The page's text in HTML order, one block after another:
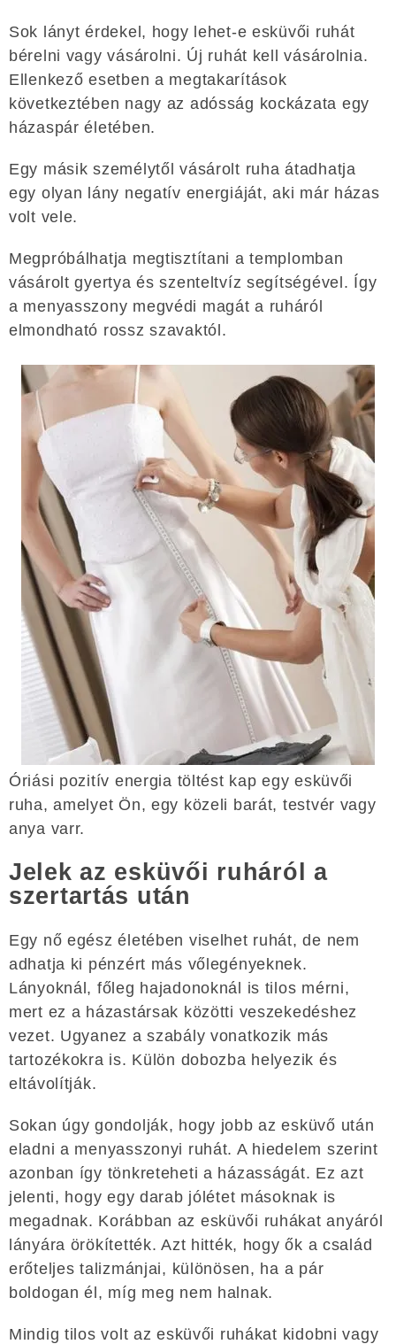
Sok lányt érdekel, hogy lehet-e esküvői ruhát
bérelni vagy vásárolni. Új ruhát kell vásárolnia.
Ellenkező esetben a megtakarítások
következtében nagy az adósság kockázata egy
házaspár életében.
Egy másik személytől vásárolt ruha átadhatja
egy olyan lány negatív energiáját, aki már házas
volt vele.
Megpróbálhatja megtisztítani a templomban
vásárolt gyertya és szenteltvíz segítségével. Így
a menyasszony megvédi magát a ruháról
elmondható rossz szavaktól.
Óriási pozitív energia töltést kap egy esküvői
ruha, amelyet Ön, egy közeli barát, testvér vagy
anya varr.
Jelek az esküvői ruháról a
szertartás után
Egy nő egész életében viselhet ruhát, de nem
adhatja ki pénzért más vőlegényeknek.
Lányoknál, főleg hajadonoknál is tilos mérni,
mert ez a házastársak közötti veszekedéshez
vezet. Ugyanez a szabály vonatkozik más
tartozékokra is. Külön dobozba helyezik és
eltávolítják.
Sokan úgy gondolják, hogy jobb az esküvő után
eladni a menyasszonyi ruhát. A hiedelem szerint
azonban így tönkreteheti a házasságát. Ez azt
jelenti, hogy egy darab jólétet másoknak is
megadnak. Korábban az esküvői ruhákat anyáról
lányára örökítették. Azt hitték, hogy ők a család
erőteljes talizmánjai, különösen, ha a pár
boldogan él, míg meg nem halnak.
Mindig tilos volt az esküvői ruhákat kidobni vagy